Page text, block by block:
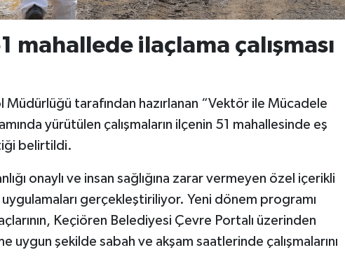
mahallede ilaçlama çalışması
tarafından hazırlanan “Vektör ile Mücadele
yürütülen çalışmaların ilçenin 51 mahallesinde eş
belirtildi.
onaylı ve insan sağlığına zarar vermeyen özel içerikli
gerçekleştiriliyor. Yeni dönem programı
Keçiören Belediyesi Çevre Portalı üzerinden
uygun şekilde sabah ve akşam saatlerinde çalışmalarını